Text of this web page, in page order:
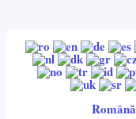
Română